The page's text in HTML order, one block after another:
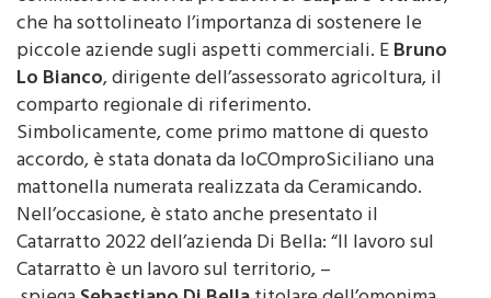
che ha sottolineato l’importanza di sostenere le
piccole aziende sugli aspetti commerciali. EBruno
Lo Bianco, dirigente dell’assessorato agricoltura, il
comparto regionale di riferimento.
Simbolicamente, come primo mattone di questo
accordo, è stata donata da IoCOmproSiciliano una
mattonella numerata realizzata da Ceramicando.
Nell’occasione, è stato anche presentato il
Catarratto 2022 dell’azienda Di Bella: “Il lavoro sul
Catarratto è un lavoro sul territorio, –